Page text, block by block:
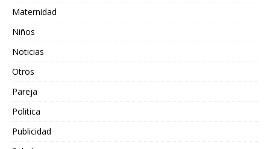
Maternidad
Niños
Noticias
Otros
Pareja
Politica
Publicidad